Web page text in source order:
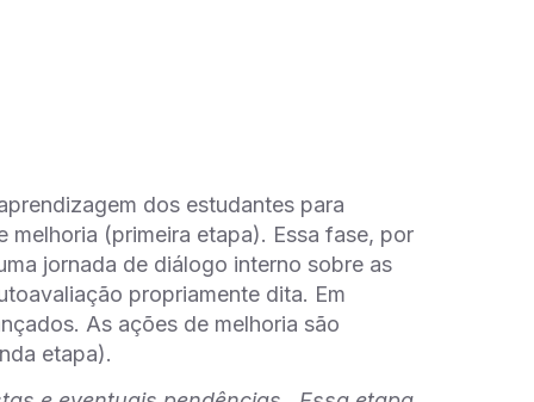
dos estudantes para
melhoria (primeira etapa). Essa fase, por
jornada de diálogo interno sobre as
propriamente dita. Em
As ações de melhoria são
etapa).